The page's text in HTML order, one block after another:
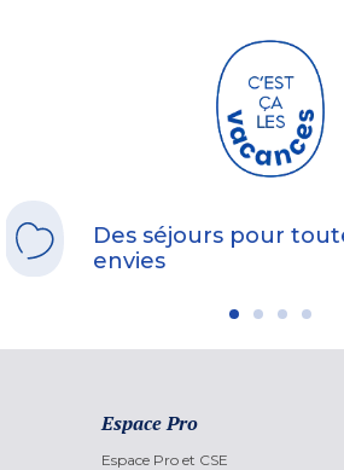
Des séjours pour
envies
Espace Pro
Espace Pro et CSE